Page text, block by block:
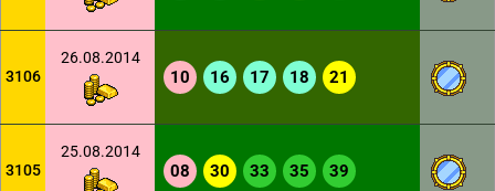
3106
26.08.2014
10 16 17 18 21
3105
25.08.2014
08 30 33 35 39